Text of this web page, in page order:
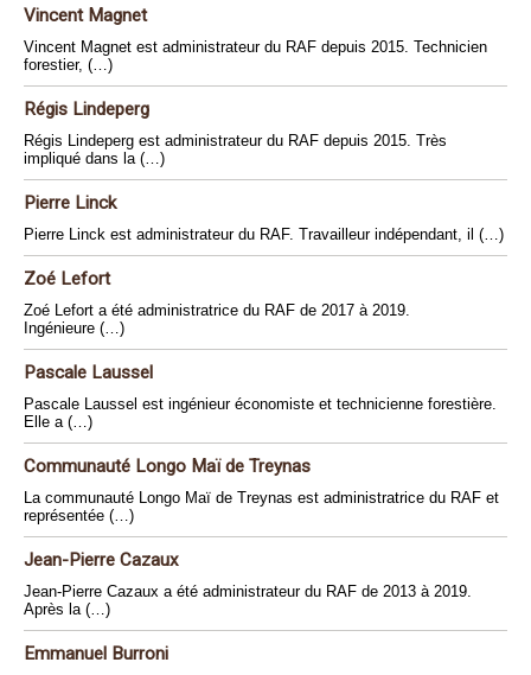
Vincent Magnet
Vincent Magnet est administrateur du RAF depuis 2015. Technicien
forestier, (…)
Régis Lindeperg
Régis Lindeperg est administrateur du RAF depuis 2015. Très
impliqué dans la (…)
Pierre Linck
Pierre Linck est administrateur du RAF. Travailleur indépendant, il (…)
Zoé Lefort
Zoé Lefort a été administratrice du RAF de 2017 à 2019.
Ingénieure (…)
Pascale Laussel
Pascale Laussel est ingénieur économiste et technicienne forestière.
Elle a (…)
Communauté Longo Maï de Treynas
La communauté Longo Maï de Treynas est administratrice du RAF et
représentée (…)
Jean-Pierre Cazaux
Jean-Pierre Cazaux a été administrateur du RAF de 2013 à 2019.
Après la (…)
Emmanuel Burroni